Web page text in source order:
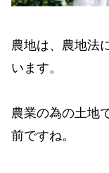
農地は、農地法
います。
農業の為の土地
前ですね。